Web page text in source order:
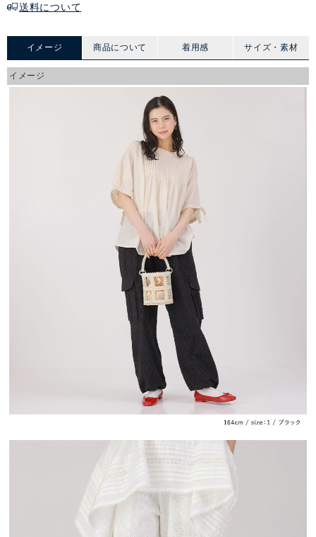
送料について
イメージ 商品について 着用感 サイズ・素材
イメージ